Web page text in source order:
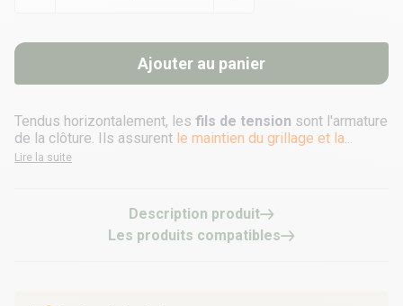
Ajouter au panier
Tendus horizontalement, les fils de tension sont l'armature
de la clôture. Ils assurent le maintien du grillage et la
rigiditéde la clôture.
Lire la suite
Description produit
Les produits compatibles